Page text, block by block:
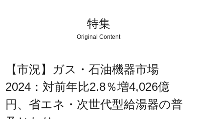
特集
Original Content
【市況】ガス・石油機器市場
2024：対前年比2.8％増4,026億
円、省エネ・次世代型給湯器の普